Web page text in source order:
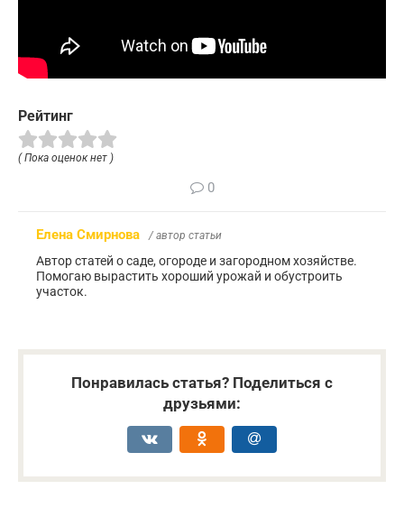
Рейтинг
( Пока оценок нет )
0
Елена Смирнова / автор статьи
Автор статей о саде, огороде и загородном хозяйстве.
Помогаю вырастить хороший урожай и обустроить
участок.
Понравилась статья? Поделиться с
друзьями: